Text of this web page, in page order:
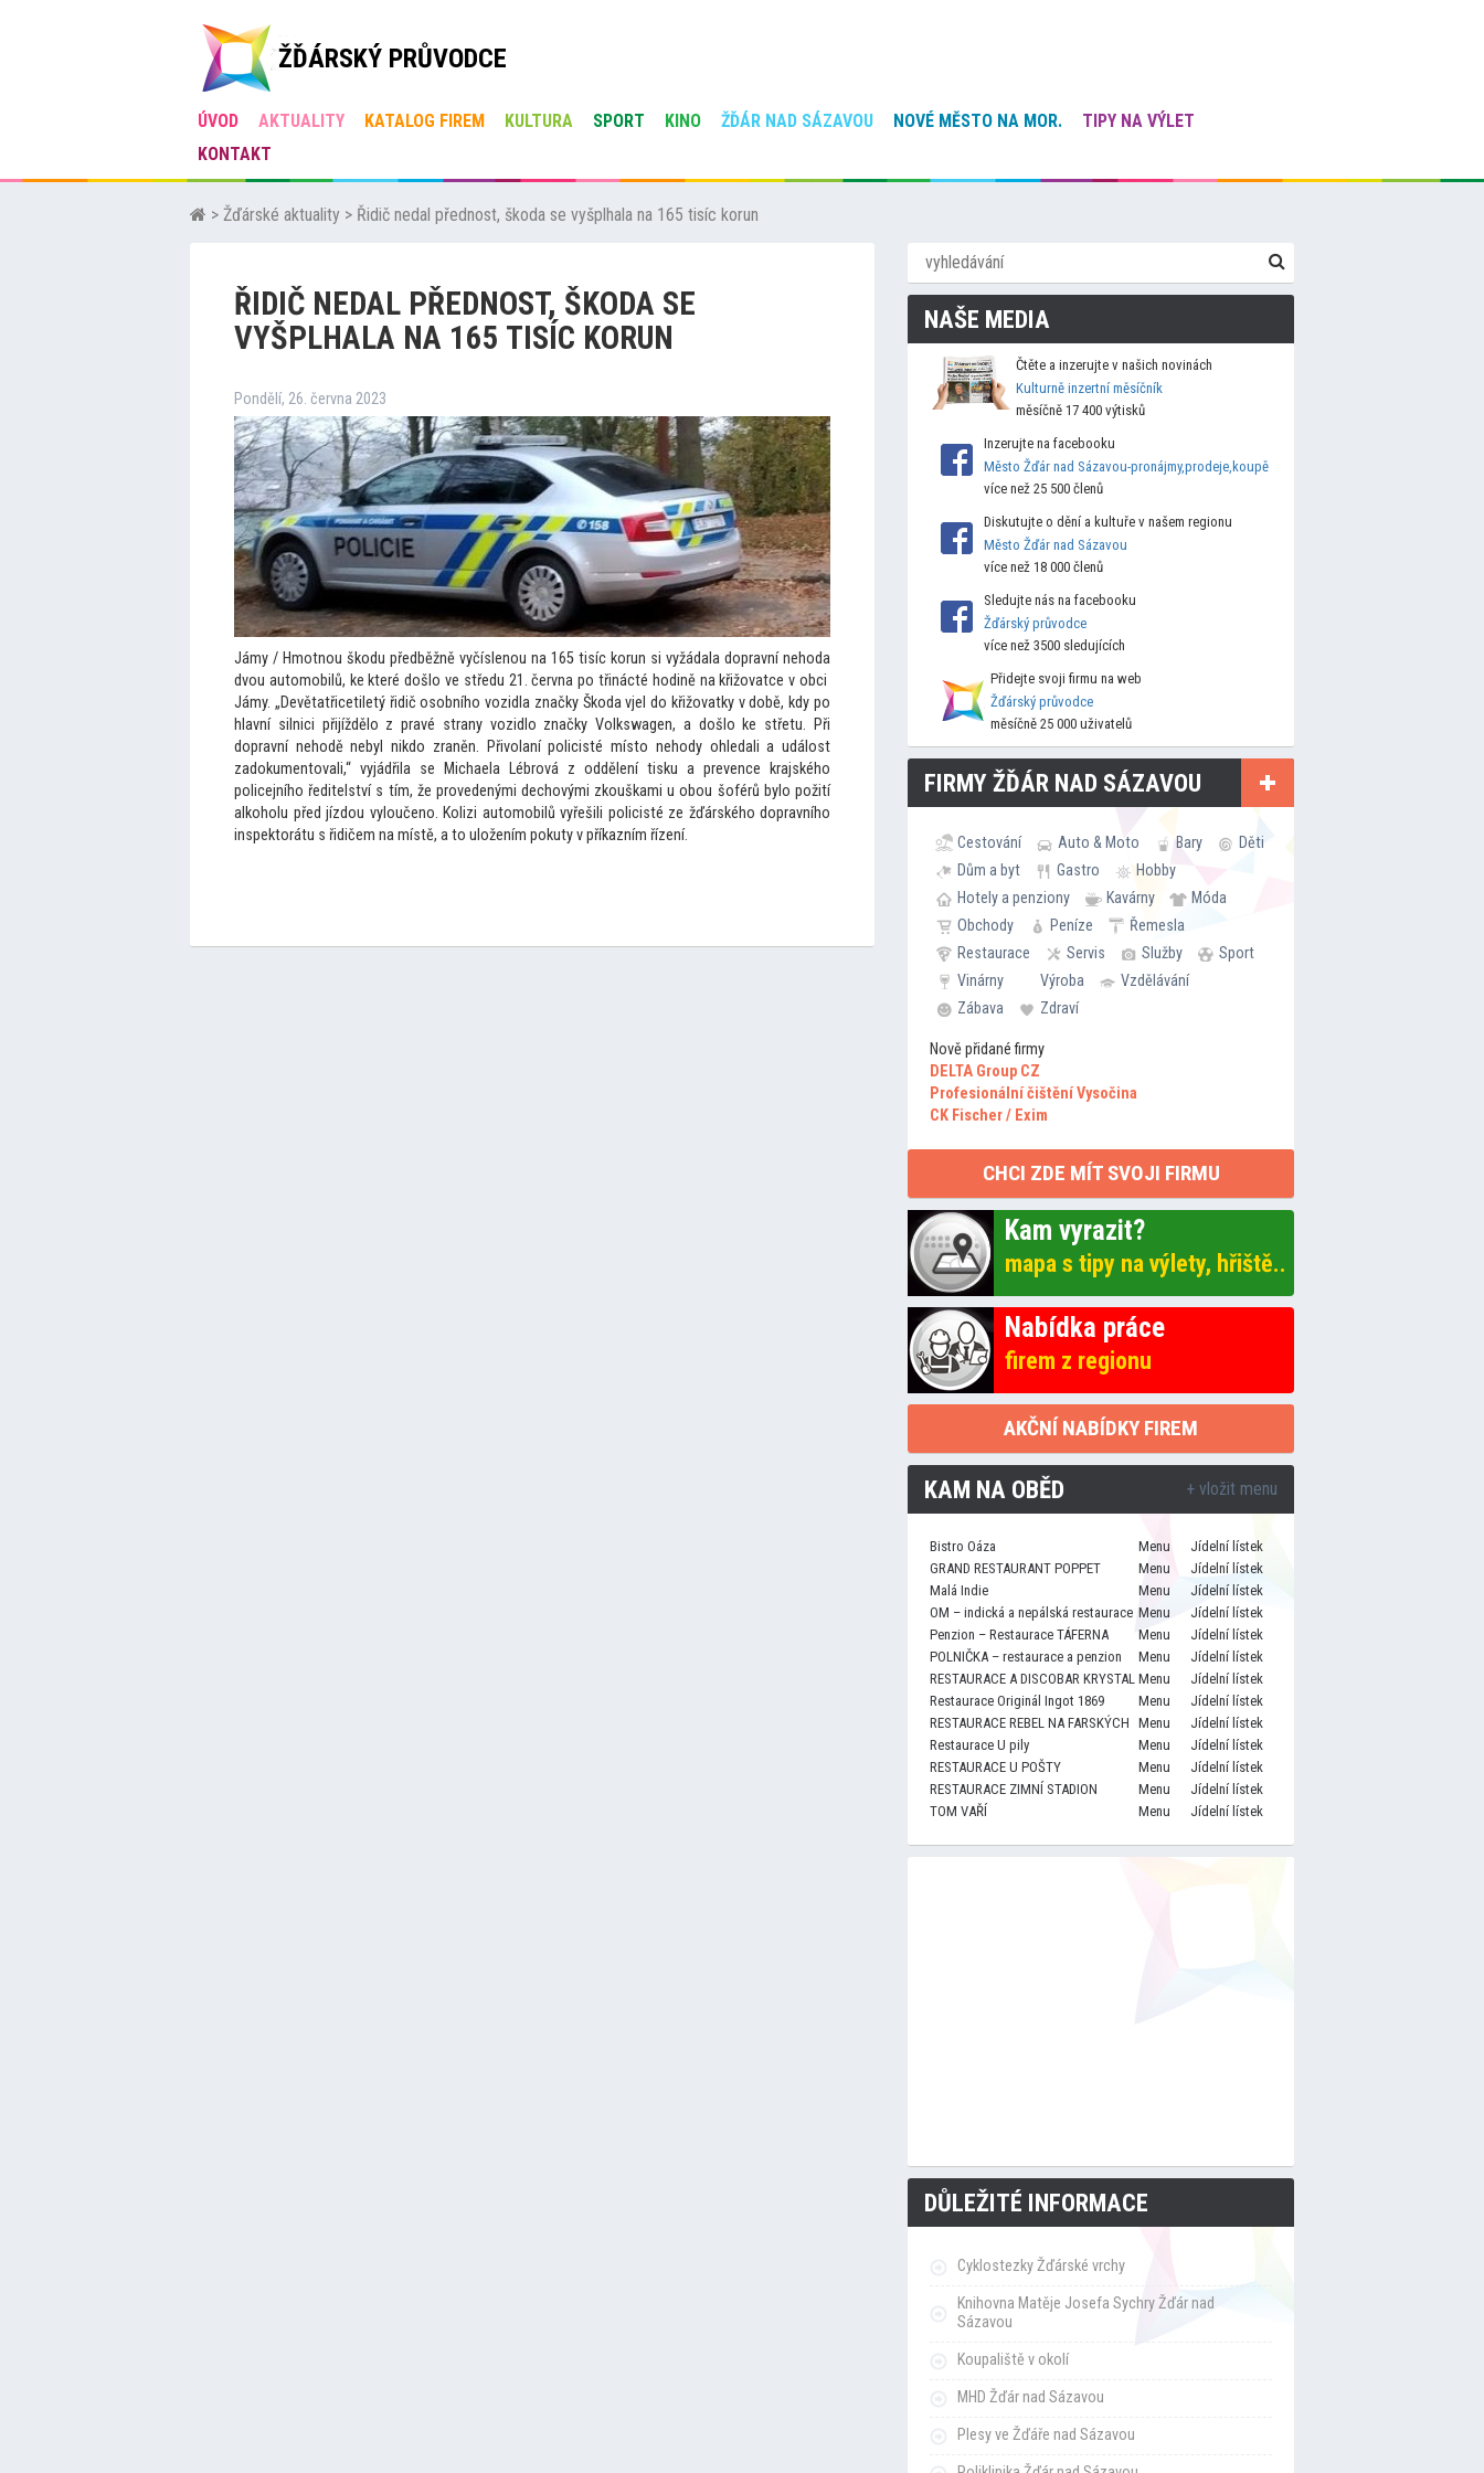
ŽĎÁRSKÝ PRŮVODCE
ÚVOD AKTUALITY KATALOG FIREM KULTURA SPORT KINO ŽĎÁR NAD SÁZAVOU NOVÉ MĚSTO NA MOR.
TIPY NA VÝLET
KONTAKT
> Žďárské aktuality > Řidič nedal přednost, škoda se vyšplhala na 165 tisíc korun
ŘIDIČ NEDAL PŘEDNOST, ŠKODA SE
VYŠPLHALA NA 165 TISÍC KORUN
Pondělí, 26. června 2023
Jámy / Hmotnou škodu předběžně vyčíslenou na 165 tisíc korun si vyžádala dopravní nehoda
dvou automobilů, ke které došlo ve středu 21. června po třinácté hodině na křižovatce v obci
Jámy. „Devětatřicetiletý řidič osobního vozidla značky Škoda vjel do křižovatky v době, kdy po
hlavní silnici přijíždělo z pravé strany vozidlo značky Volkswagen, a došlo ke střetu. Při
dopravní nehodě nebyl nikdo zraněn. Přivolaní policisté místo nehody ohledali a událost
zadokumentovali,“ vyjádřila se Michaela Lébrová z oddělení tisku a prevence krajského
policejního ředitelství s tím, že provedenými dechovými zkouškami u obou šoférů bylo požití
alkoholu před jízdou vyloučeno. Kolizi automobilů vyřešili policisté ze žďárského dopravního
inspektorátu s řidičem na místě, ato uložením pokuty v příkazním řízení.
NAŠE MEDIA
Čtěte a inzerujte v našich novinách
Kulturně inzertní měsíčník
měsíčně 17 400 výtisků
Inzerujte na facebooku
Město Žďár nad Sázavou-pronájmy,prodeje,koupě
více než 25 500 členů
Diskutujte o dění a kultuře v našem regionu
Město Žďár nad Sázavou
více než 18 000 členů
Sledujte nás na facebooku
Žďárský průvodce
více než 3500 sledujících
Přidejte svoji firmu na web
Žďárský průvodce
měsíčně 25 000 uživatelů
FIRMY ŽĎÁR NAD SÁZAVOU
Cestování Auto & Moto Bary
Děti
Dům a byt
Gastro
Hobby
Hotely a penziony
Kavárny
Móda
Obchody
Peníze
Řemesla
Restaurace
Servis Služby
Sport
Vinárny
Výroba
Vzdělávání
Zábava
Zdraví
Nově přidané firmy
DELTA Group CZ
Profesionální čištění Vysočina
CK Fischer / Exim
CHCI ZDE MÍT SVOJI FIRMU
Kam vyrazit?
mapa s tipy na výlety, hřiště..
Nabídka práce
firem z regionu
AKČNÍ NABÍDKY FIREM
KAM NA OBĚD + vložit menu
Bistro Oáza Menu
Jídelní lístek
GRAND RESTAURANT POPPET
Menu
Jídelní lístek
Malá Indie
Menu
Jídelní lístek
OM – indická a nepálská restaurace Menu
Jídelní lístek
Penzion – Restaurace TÁFERNA
Menu
Jídelní lístek
POLNIČKA – restaurace a penzion
Menu
Jídelní lístek
RESTAURACE A DISCOBAR KRYSTAL Menu
Jídelní lístek
Restaurace Originál Ingot 1869
Menu
Jídelní lístek
RESTAURACE REBEL NA FARSKÝCH Menu
Jídelní lístek
Restaurace U pily
Menu
Jídelní lístek
RESTAURACE U POŠTY
Menu
Jídelní lístek
RESTAURACE ZIMNÍ STADION
Menu
Jídelní lístek
TOM VAŘÍ
Menu Jídelní lístek
DŮLEŽITÉ INFORMACE
Cyklostezky Žďárské vrchy
Knihovna Matěje Josefa Sychry Žďár nad
Sázavou
Koupaliště v okolí
MHD Žďár nad Sázavou
Plesy ve Žďáře nad Sázavou